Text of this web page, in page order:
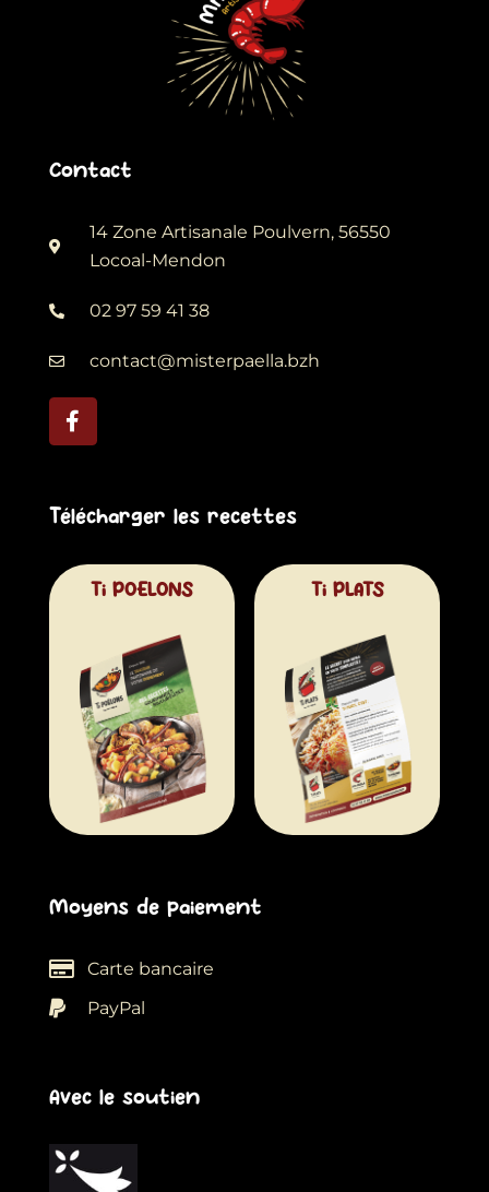
Contact
14 Zone Artisanale Poulvern, 56550
Locoal-Mendon
02 97 59 41 38
contact@misterpaella.bzh
F
a
c
o
k
Télécharger les recettes
Ti POELONS Ti PLATS
Moyens de paiement
Carte bancaire
PayPal
Avec le soutien